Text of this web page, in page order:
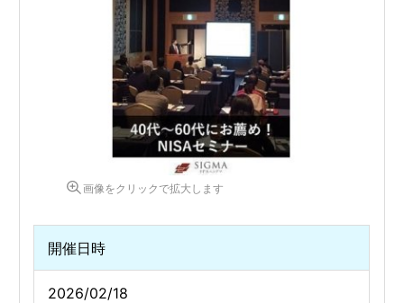
画像をクリックで拡大します
開催日時
2026/02/18